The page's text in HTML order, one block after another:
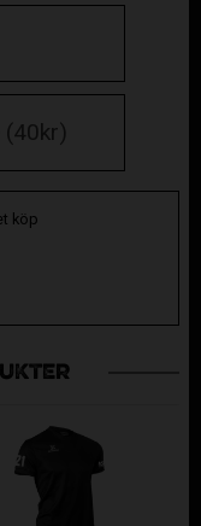
köp